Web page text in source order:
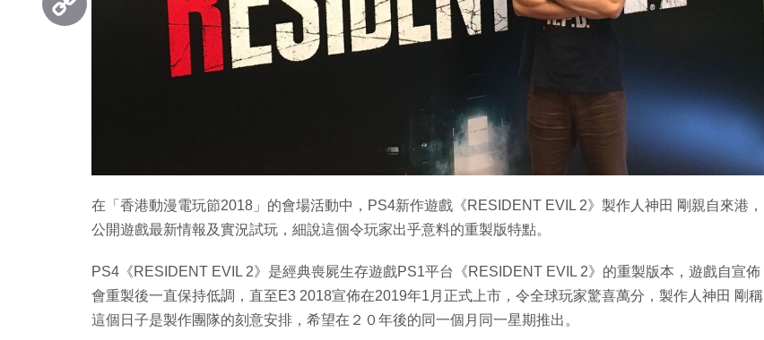
在「香港動漫電玩節2018」的會場活動中，PS4新作遊戲《RESIDENT EVIL 2》製作人神田 剛親自來港，
公開遊戲最新情報及實況試玩，細說這個令玩家出乎意料的重製版特點。
PS4《RESIDENT EVIL 2》是經典喪屍生存遊戲PS1平台《RESIDENT EVIL 2》的重製版本，遊戲自宣佈
會重製後一直保持低調，直至E3 2018宣佈在2019年1月正式上市，令全球玩家驚喜萬分，製作人神田 剛稱
這個日子是製作團隊的刻意安排，希望在２０年後的同一個月同一星期推出。